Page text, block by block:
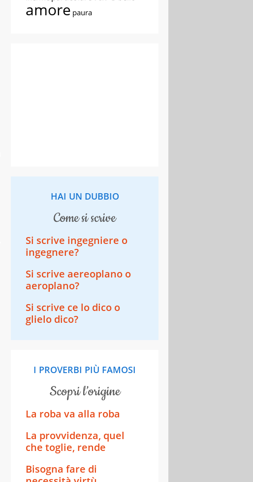
amore paura
HAI UN DUBBIO
come si scrive
Si scrive ingegniere o
ingegnere?
Si scrive aereoplano o
aeroplano?​​
Si scrive ce lo dico o
glielo dico?
I PROVERBI PIÙ FAMOSI
scopri l’origine
La roba va alla roba
La provvidenza, quel
che toglie, rende
Bisogna fare di